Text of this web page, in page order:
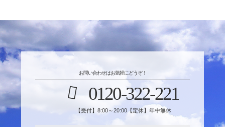
お問い合わせはお気軽にどうぞ！
0120-322-221
【受付】8:00～20:00【定休】年中無休